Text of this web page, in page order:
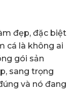
đẹp, đặc biệt
cá là không ai
gói sản
sang trọng
và nó đang